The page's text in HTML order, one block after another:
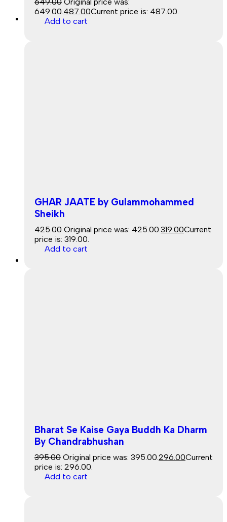
Sale
₹649.00. 487.00Current price is: ₹487.00.
Add to cart
GHAR JAATE by Gulammohammed
Sheikh
425.00 Original price was: ₹425.00. 319.00Current
price is: ₹319.00.
Add to cart
Bharat Se Kaise Gaya Buddh Ka Dharm
By Chandrabhushan
395.00 Original price was: ₹395.00. 296.00Current
price is: ₹296.00.
Add to cart